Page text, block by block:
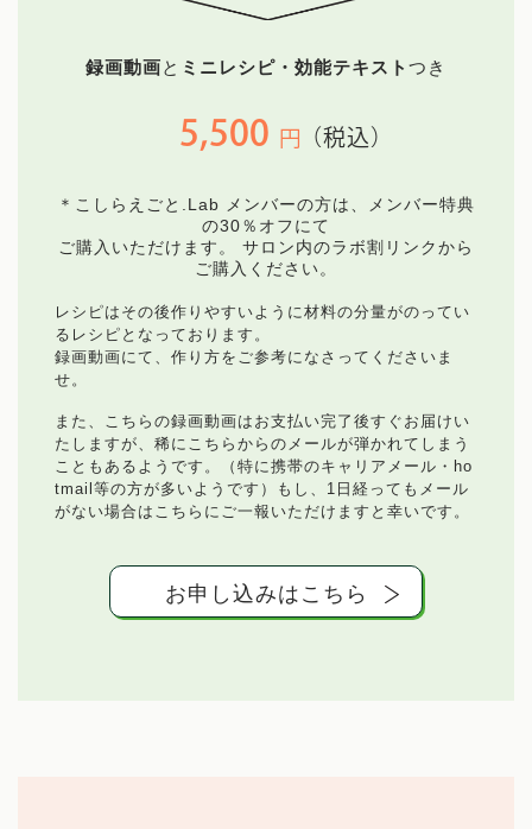
まいにち薬膳とは
サービス
オンラインコミュニティ
お料理レッスン
講師
旅する薬膳
お問い合わせ
録画動画と ミニレシピ・効能テキスト つき
5,500 円 （税込）
＊こしらえごと.Lab メンバーの方は、メンバー特典
の30％オフにて
ご購入いただけます。
サロン内のラボ割リンクから
ご購入ください。
レシピはその後作りやすいように材料の分量がのってい
るレシピとなっております。
録画動画にて、作り方をご参考になさってくださいま
せ。
また、こちらの録画動画はお支払い完了後すぐお届けい
たしますが、稀にこちらからのメールが弾かれてしまう
こともあるようです。（特に携帯のキャリアメール・ho
tmail等の方が多いようです）もし、1日経ってもメール
がない場合はこちらにご一報いただけますと幸いです。
お申し込みはこちら